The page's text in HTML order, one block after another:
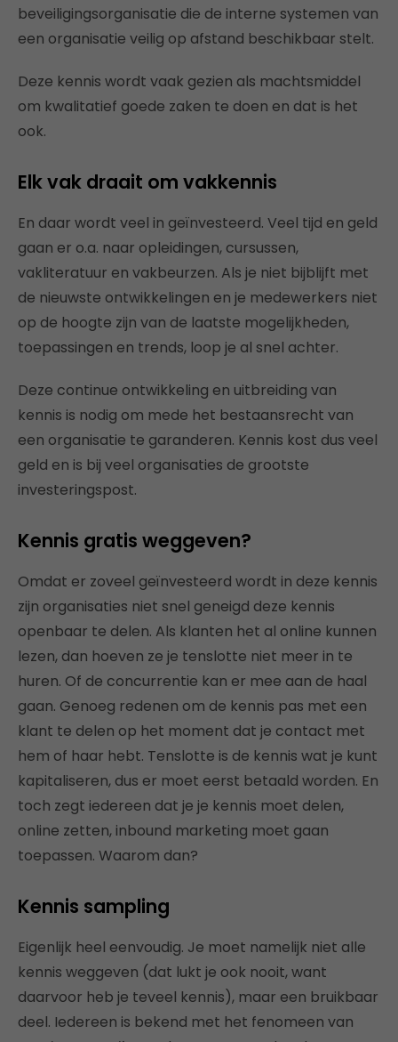
beveiligingsorganisatie die de interne systemen van
een organisatie veilig op afstand beschikbaar stelt.
Deze kennis wordt vaak gezien als machtsmiddel
om kwalitatief goede zaken te doen en dat is het
ook.
Elk vak draait om vakkennis
En daar wordt veel in geïnvesteerd. Veel tijd en geld
gaan er o.a. naar opleidingen, cursussen,
vakliteratuur en vakbeurzen. Als je niet bijblijft met
de nieuwste ontwikkelingen en je medewerkers niet
op de hoogte zijn van de laatste mogelijkheden,
toepassingen en trends, loop je al snel achter.
Deze continue ontwikkeling en uitbreiding van
kennis is nodig om mede het bestaansrecht van
een organisatie te garanderen. Kennis kost dus veel
geld en is bij veel organisaties de grootste
investeringspost.
Kennis gratis weggeven?
Omdat er zoveel geïnvesteerd wordt in deze kennis
zijn organisaties niet snel geneigd deze kennis
openbaar te delen. Als klanten het al online kunnen
lezen, dan hoeven ze je tenslotte niet meer in te
huren. Of de concurrentie kan er mee aan de haal
gaan. Genoeg redenen om de kennis pas met een
klant te delen op het moment dat je contact met
hem of haar hebt. Tenslotte is de kennis wat je kunt
kapitaliseren, dus er moet eerst betaald worden. En
toch zegt iedereen dat je je kennis moet delen,
online zetten, inbound marketing moet gaan
toepassen. Waarom dan?
Kennis sampling
Eigenlijk heel eenvoudig. Je moet namelijk niet alle
kennis weggeven (dat lukt je ook nooit, want
daarvoor heb je teveel kennis), maar een bruikbaar
deel. Iedereen is bekend met het fenomeen van